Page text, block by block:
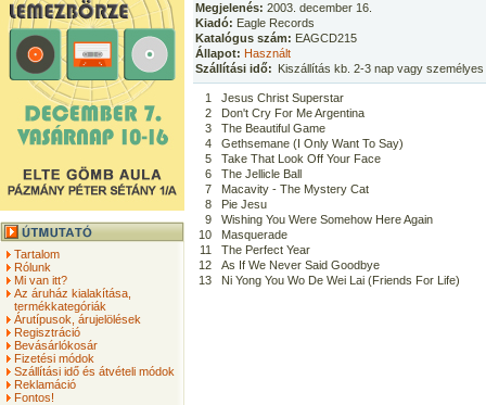
Tartalom
Rólunk
Mi van itt?
Az áruház kialakítása,
termékkategóriák
Árutípusok, árujelölések
Regisztráció
Bevásárlókosár
Fizetési módok
Szállítási idő és átvételi módok
Reklamáció
Fontos!
Megjelenés: 2003. december 16.
Kiadó: Eagle Records
Katalógus szám: EAGCD215
Állapot: Használt
Szállítási idő: Kiszállítás kb. 2-3 nap vagy
1
Jesus Christ Superstar
2
Don't Cry For Me Argentina
3
The Beautiful Game
4
Gethsemane (I Only Want To Say)
5
Take That Look Off Your Face
6
The Jellicle Ball
7
Macavity - The Mystery Cat
8
Pie Jesu
9
Wishing You Were Somehow Here Again
10
Masquerade
11
The Perfect Year
12
As If We Never Said Goodbye
13
Ni Yong You Wo De Wei Lai (Friends For Life)